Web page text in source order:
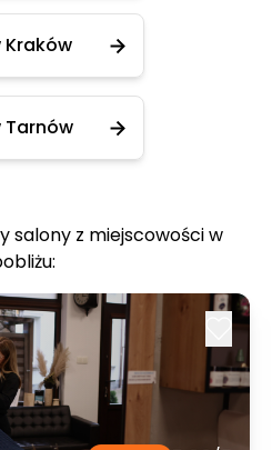
Kraków
Tarnów
salony z miejscowości w